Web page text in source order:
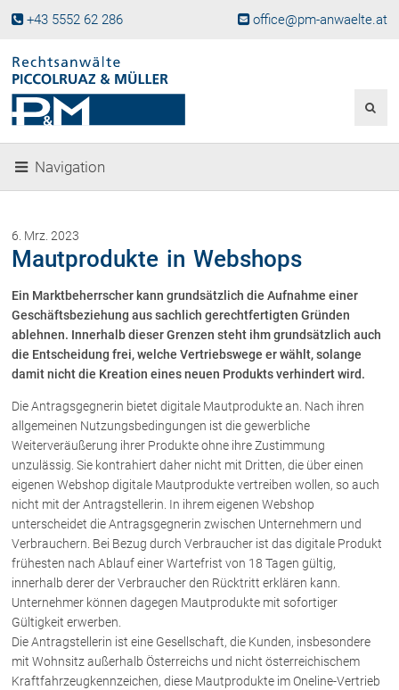
+43 5552 62 286 office@pm-anwaelte.at
Fachgebiete
Gesellschaftsgründung &
Beteiligungen
Immobilienrecht, Bauträgerrecht
Ferienimmobilien in Vorarlberg
Erbrecht
Familienrecht und Scheidungen
Prozessführung und
Schiedsgerichtsbarkeit
Über uns
Kanzleiteam
Netzwerk
Download
Die Österreichischen Rechtsanwälte
Anwälte
Dr. Stefan Müller
Dr. Petra Piccolruaz
Navigation
6. Mrz. 2023
Mautprodukte in Webshops
Ein Marktbeherrscher kann grundsätzlich die Aufnahme einer
Geschäftsbeziehung aus sachlich gerechtfertigten Gründen
ablehnen. Innerhalb dieser Grenzen steht ihm grundsätzlich auch
die Entscheidung frei, welche Vertriebswege er wählt, solange
damit nicht die Kreation eines neuen Produkts verhindert wird.
Die Antragsgegnerin bietet digitale Mautprodukte an. Nach ihren
allgemeinen Nutzungsbedingungen ist die gewerbliche
Weiterveräußerung ihrer Produkte ohne ihre Zustimmung
unzulässig. Sie kontrahiert daher nicht mit Dritten, die über einen
eigenen Webshop digitale Mautprodukte vertreiben wollen, so auch
nicht mit der Antragstellerin. In ihrem eigenen Webshop
unterscheidet die Antragsgegnerin zwischen Unternehmern und
Verbrauchern. Bei Bezug durch Verbraucher ist das digitale Produkt
frühesten nach Ablauf einer Wartefrist von 18 Tagen gültig,
innerhalb derer der Verbraucher den Rücktritt erklären kann.
Unternehmer können dagegen Mautprodukte mit sofortiger
Gültigkeit erwerben.
Die Antragstellerin ist eine Gesellschaft, die Kunden, insbesondere
mit Wohnsitz außerhalb Österreichs und nicht österreichischem
Kraftfahrzeugkennzeichen, diese Mautprodukte im Oneline-Vertrieb